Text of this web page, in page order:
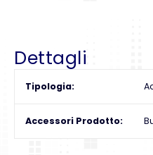
Dettagli
Tipologia
Accessori Prodotto